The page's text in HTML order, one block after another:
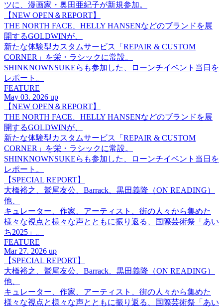
ツに、漫画家・奥田亜紀子が新規参加。
【NEW OPEN＆REPORT】
THE NORTH FACE、HELLY HANSENなどのブランドを展
開するGOLDWINが、
新たな体験型カスタムサービス「REPAIR & CUSTOM
CORNER」を栄・ラシックに常設。
SHINKNOWNSUKEらも参加した、ローンチイベント当日を
レポート。
FEATURE
May 03. 2026 up
【NEW OPEN＆REPORT】
THE NORTH FACE、HELLY HANSENなどのブランドを展
開するGOLDWINが、
新たな体験型カスタムサービス「REPAIR & CUSTOM
CORNER」を栄・ラシックに常設。
SHINKNOWNSUKEらも参加した、ローンチイベント当日を
レポート。
【SPECIAL REPORT】
大橋裕之、鷲尾友公、Barrack、黒田義隆（ON READING）
他、
キュレーター、作家、アーティスト、街の人々から集めた
様々な視点と様々な声とともに振り返る、国際芸術祭「あい
ち2025」。
FEATURE
Mar 27. 2026 up
【SPECIAL REPORT】
大橋裕之、鷲尾友公、Barrack、黒田義隆（ON READING）
他、
キュレーター、作家、アーティスト、街の人々から集めた
様々な視点と様々な声とともに振り返る、国際芸術祭「あい